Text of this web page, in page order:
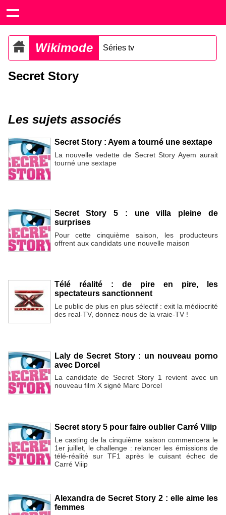
Wikimode Séries tv
Secret Story
Les sujets associés
Secret Story : Ayem a tourné une sextape
La nouvelle vedette de Secret Story Ayem aurait
tourné une sextape
Secret Story 5 : une villa pleine de
surprises
Pour cette cinquième saison, les producteurs
offrent aux candidats une nouvelle maison
Télé réalité : de pire en pire, les
spectateurs sanctionnent
Le public de plus en plus sélectif : exit la médiocrité
des real-TV, donnez-nous de la vraie-TV !
Laly de Secret Story : un nouveau porno
avec Dorcel
La candidate de Secret Story 1 revient avec un
nouveau film X signé Marc Dorcel
Secret story 5 pour faire oublier Carré Viiip
Le casting de la cinquième saison commencera le
1er juillet, le challenge : relancer les émissions de
télé-réalité sur TF1 après le cuisant échec de
Carré Viiip
Alexandra de Secret Story 2 : elle aime les
femmes